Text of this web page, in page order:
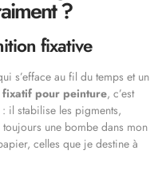
?
fixative
s’efface au fil du temps et un
fixatif pour peinture, c’est
il stabilise les pigments,
toujours une bombe dans mon
celles que je destine à